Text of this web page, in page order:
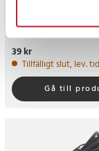
Pris:
39 kr
Tillfälligt slut, lev.
Gå till